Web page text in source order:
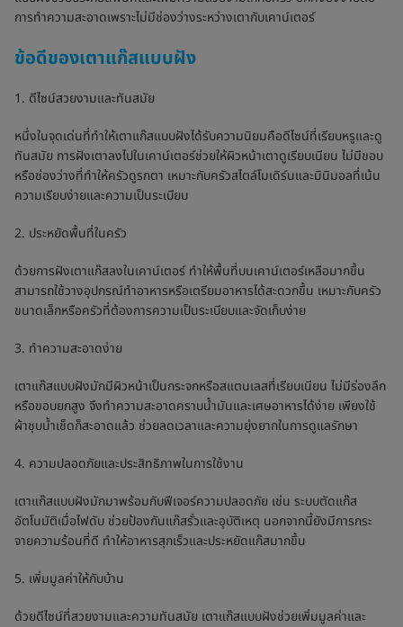
การทำความสะอาดเพราะไม่มีช่องว่างระหว่างเตากับเคาน์เตอร์
ข้อดีของเตาแก๊สแบบฝัง
1. ดีไซน์สวยงามและทันสมัย
หนึ่งในจุดเด่นที่ทำให้เตาแก๊สแบบฝังได้รับความนิยมคือดีไซน์ที่เรียบหรูและดู
ทันสมัย การฝังเตาลงไปในเคาน์เตอร์ช่วยให้ผิวหน้าเตาดูเรียบเนียน ไม่มีขอบ
หรือช่องว่างที่ทำให้ครัวดูรกตา เหมาะกับครัวสไตล์โมเดิร์นและมินิมอลที่เน้น
ความเรียบง่ายและความเป็นระเบียบ
2. ประหยัดพื้นที่ในครัว
ด้วยการฝังเตาแก๊สลงในเคาน์เตอร์ ทำให้พื้นที่บนเคาน์เตอร์เหลือมากขึ้น
สามารถใช้วางอุปกรณ์ทำอาหารหรือเตรียมอาหารได้สะดวกขึ้น เหมาะกับครัว
ขนาดเล็กหรือครัวที่ต้องการความเป็นระเบียบและจัดเก็บง่าย
3. ทำความสะอาดง่าย
เตาแก๊สแบบฝังมักมีผิวหน้าเป็นกระจกหรือสแตนเลสที่เรียบเนียน ไม่มีร่องลึก
หรือขอบยกสูง จึงทำความสะอาดคราบน้ำมันและเศษอาหารได้ง่าย เพียงใช้
ผ้าชุบน้ำเช็ดก็สะอาดแล้ว ช่วยลดเวลาและความยุ่งยากในการดูแลรักษา
4. ความปลอดภัยและประสิทธิภาพในการใช้งาน
เตาแก๊สแบบฝังมักมาพร้อมกับฟีเจอร์ความปลอดภัย เช่น ระบบตัดแก๊ส
อัตโนมัติเมื่อไฟดับ ช่วยป้องกันแก๊สรั่วและอุบัติเหตุ นอกจากนี้ยังมีการกระ
จายความร้อนที่ดี ทำให้อาหารสุกเร็วและประหยัดแก๊สมากขึ้น
5. เพิ่มมูลค่าให้กับบ้าน
ด้วยดีไซน์ที่สวยงามและความทันสมัย เตาแก๊สแบบฝังช่วยเพิ่มมูลค่าและ